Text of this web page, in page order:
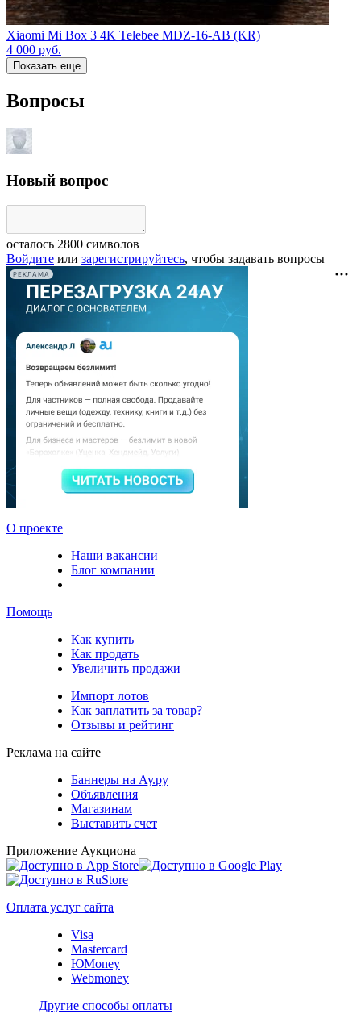
Xiaomi Mi Box 3 4K Telebee MDZ-16-AB (KR)
4 000 руб.
Показать еще
Вопросы
Новый вопрос
осталось 2800 символов
Войдите или зарегистрируйтесь, чтобы задавать вопросы
РЕКЛАМА
О проекте
Наши вакансии
Блог компании
Помощь
Как купить
Как продать
Увеличить продажи
Импорт лотов
Как заплатить за товар?
Отзывы и рейтинг
Реклама на сайте
Баннеры на Ау.ру
Объявления
Магазинам
Выставить счет
Приложение Аукциона
Оплата услуг сайта
Visa
Mastercard
ЮMoney
Webmoney
Другие способы оплаты